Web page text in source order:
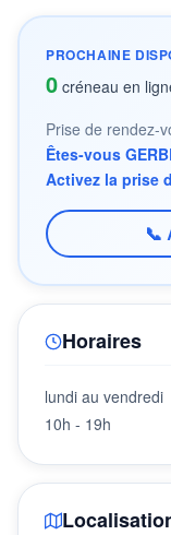
PROCHAINE
0 créneau en
Prise de rendez-
Êtes-vous
Activez la prise
📞
Horaires
lundi au vendredi
10h - 19h